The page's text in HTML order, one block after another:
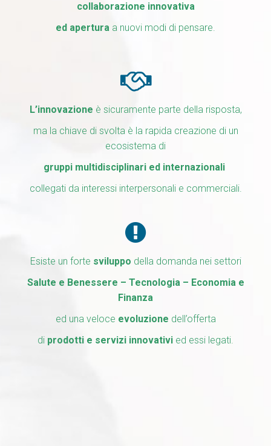
collaborazione innovativa
ed apertura a nuovi modi di pensare.
L’innovazione è sicuramente parte della risposta,
ma la chiave di svolta è la rapida creazione di un
ecosistema di
gruppi multidisciplinari ed internazionali
collegati da interessi interpersonali e commerciali.
Esiste un forte sviluppo della domanda nei settori
Salute e Benessere – Tecnologia – Economia e
Finanza
ed una veloce evoluzione dell’offerta
di prodotti e servizi innovativi ed essi legati.